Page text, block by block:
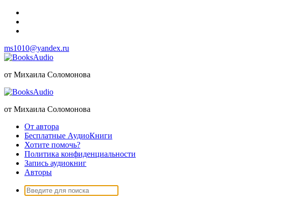
Перейти
содержимому
ms1010@yandex.ru
от Михаила Соломонова
от Михаила Соломонова
От автора
Бесплатные АудиоКниги
Хотите помочь?
Политика конфиденциальности
Запись аудиокниг
Авторы
Поиск: